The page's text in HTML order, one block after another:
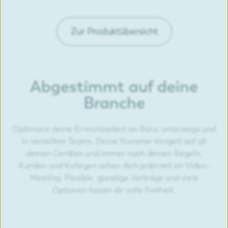
Zur Produktübersicht
Abgestimmt auf deine
Branche
Optimiere deine Erreichbarkeit im Büro, unterwegs und
in verteilten Teams. Deine Nummer klingelt auf all
deinen Geräten und immer nach deinen Regeln.
Kunden und Kollegen sehen dich jederzeit im Video-
Meeting. Flexible, günstige Verträge und viele
Optionen lassen dir volle Freiheit.